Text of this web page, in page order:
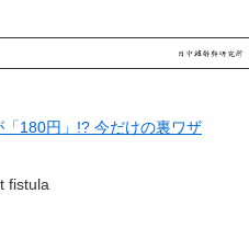
「180円」!? 今だけの裏ワザ
fistula